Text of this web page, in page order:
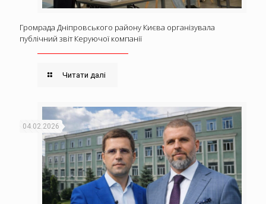
Громрада Дніпровського району Києва організувала
публічний звіт Керуючої компанії
Читати далі
04.02.2026